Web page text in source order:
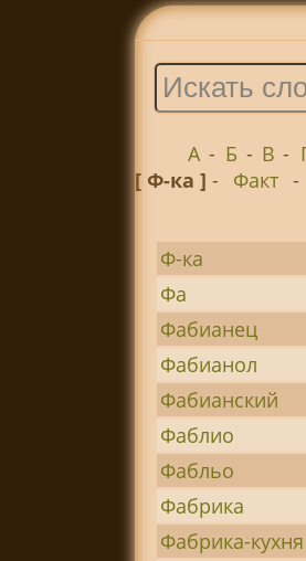
А - Б - В -
[ Ф-ка ]- Факт -
Ф-ка
Фа
Фабианец
Фабианол
Фабианский
Фаблио
Фабльо
Фабрика
Фабрика-кухня